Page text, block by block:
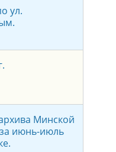
ул.
Минской
июнь-июль